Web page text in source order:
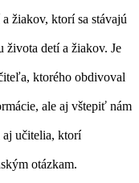
žiakov, ktorí sa stávajú
života detí a žiakov. Je
ktorého obdivoval
ale aj vštepiť nám
učitelia, ktorí
otázkam.